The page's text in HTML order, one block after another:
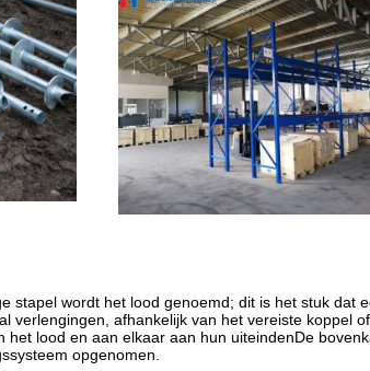
stapel wordt het lood genoemd; dit is het stuk dat
verlengingen, afhankelijk van het vereiste koppel
het lood en aan elkaar aan hun uiteindenDe
opgenomen.